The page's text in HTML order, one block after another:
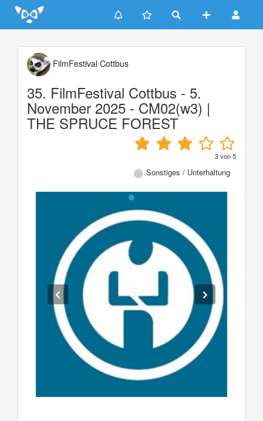
Update cookies preferences
FilmFestival Cottbus
35. FilmFestival Cottbus - 5.
November 2025 - CM02(w3) |
THE SPRUCE FOREST
3von5
Sonstiges / Unterhaltung